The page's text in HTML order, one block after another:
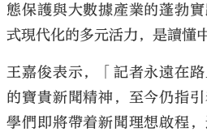
態保護與大數據產業的蓬勃
式現代化的多元活力，是讀懂
王嘉俊表示，「記者永遠在
的寶貴新聞精神，至今仍指
學們即將帶着新聞理想啟程，